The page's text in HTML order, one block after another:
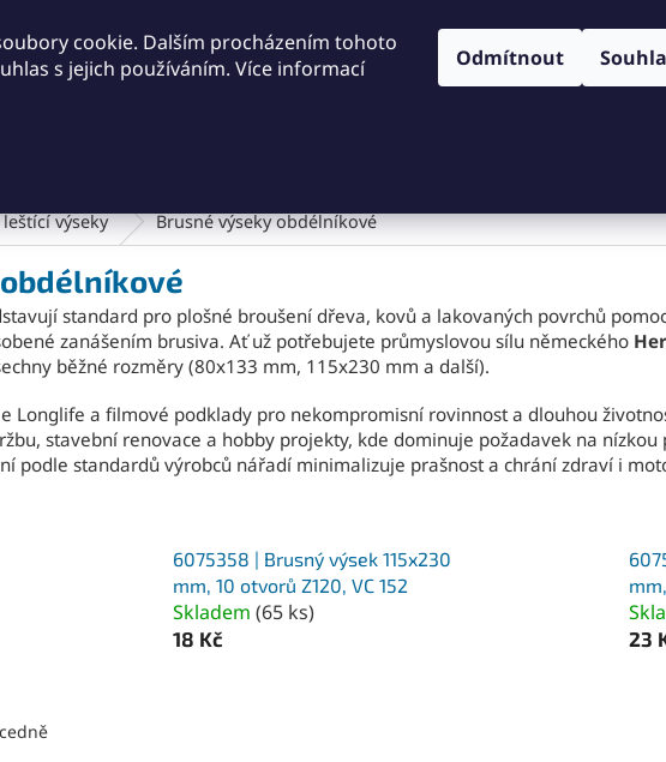
cookie. Dalším procházením tohoto
s jejich používáním. Více informací
Odmítnout
výseky Brusné výseky obdélníkové
standard pro plošné broušení dřeva, kovů a lakovaných povrchů
zanášením brusiva. Ať už potřebujete průmyslovou sílu německého
běžné rozměry (80x133 mm, 115x230 mm a další).
Longlife a filmové podklady pro nekompromisní rovinnost a dlouhou
stavební renovace a hobby projekty, kde dominuje požadavek na nízkou
podle standardů výrobců nářadí minimalizuje prašnost a chrání zdraví i
6075358 | Brusný výsek 115x230
mm, 10 otvorů Z120, VC 152
Skladem(65 ks)
18 Kč 23